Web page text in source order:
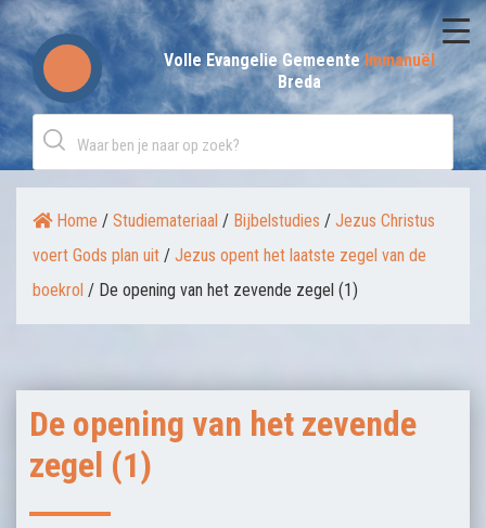
Skip
to
content
Volle Evangelie GemeenteImmanuël
Breda
Home / Studiemateriaal / Bijbelstudies / Jezus Christus
voert Gods plan uit / Jezus opent het laatste zegel van de
boekrol / De opening van het zevende zegel (1)
De opening van het zevende
zegel (1)